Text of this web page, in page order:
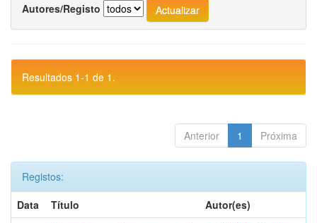
Autores/Registo
Resultados 1-1 de 1.
Anterior 1 Próxima
Registos:
Data
Título
Autor(es)